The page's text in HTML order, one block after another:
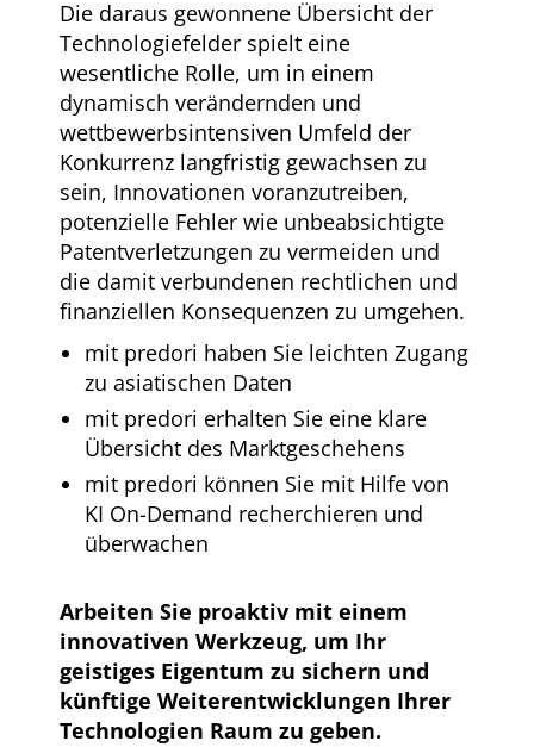
Die daraus gewonnene Übersicht der
Technologiefelder spielt eine
wesentliche Rolle, um in einem
dynamisch verändernden und
wettbewerbsintensiven Umfeld der
Konkurrenz langfristig gewachsen zu
sein, Innovationen voranzutreiben,
potenzielle Fehler wie unbeabsichtigte
Patentverletzungen zu vermeiden und
die damit verbundenen rechtlichen und
finanziellen Konsequenzen zu umgehen.
mit predori haben Sie leichten Zugang
zu asiatischen Daten
mit predori erhalten Sie eine klare
Übersicht des Marktgeschehens
mit predori können Sie mit Hilfe von
KI On-Demand recherchieren und
überwachen
Arbeiten Sie proaktiv mit einem
innovativen Werkzeug, um Ihr
geistiges Eigentum zu sichern und
künftige Weiterentwicklungen Ihrer
Technologien Raum zu geben.